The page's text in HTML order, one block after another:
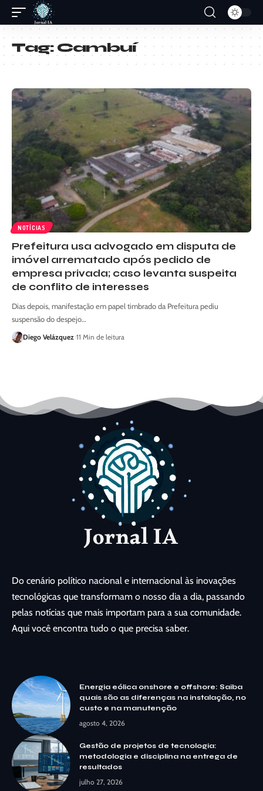
Tag:Cambuí
NOTÍCIAS
Prefeitura usa advogado em disputa de
imóvel arrematado após pedido de
empresa privada; caso levanta suspeita
de conflito de interesses
Dias depois, manifestação em papel timbrado da Prefeitura pediu
suspensão do despejo…
Diego Velázquez 11 Min de leitura
Do cenário político nacional e internacional às inovações
tecnológicas que transformam o nosso dia a dia, passando
pelas notícias que mais importam para a sua comunidade.
Aqui você encontra tudo o que precisa saber.
Energia eólica onshore e offshore: Saiba
quais são as diferenças na instalação, no
custo e na manutenção
agosto 4, 2026
Gestão de projetos de tecnologia:
metodologia e disciplina na entrega de
resultados
julho 27, 2026